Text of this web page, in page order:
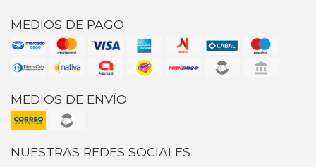
MEDIOS DE PAGO
MEDIOS DE ENVÍO
NUESTRAS REDES SOCIALES